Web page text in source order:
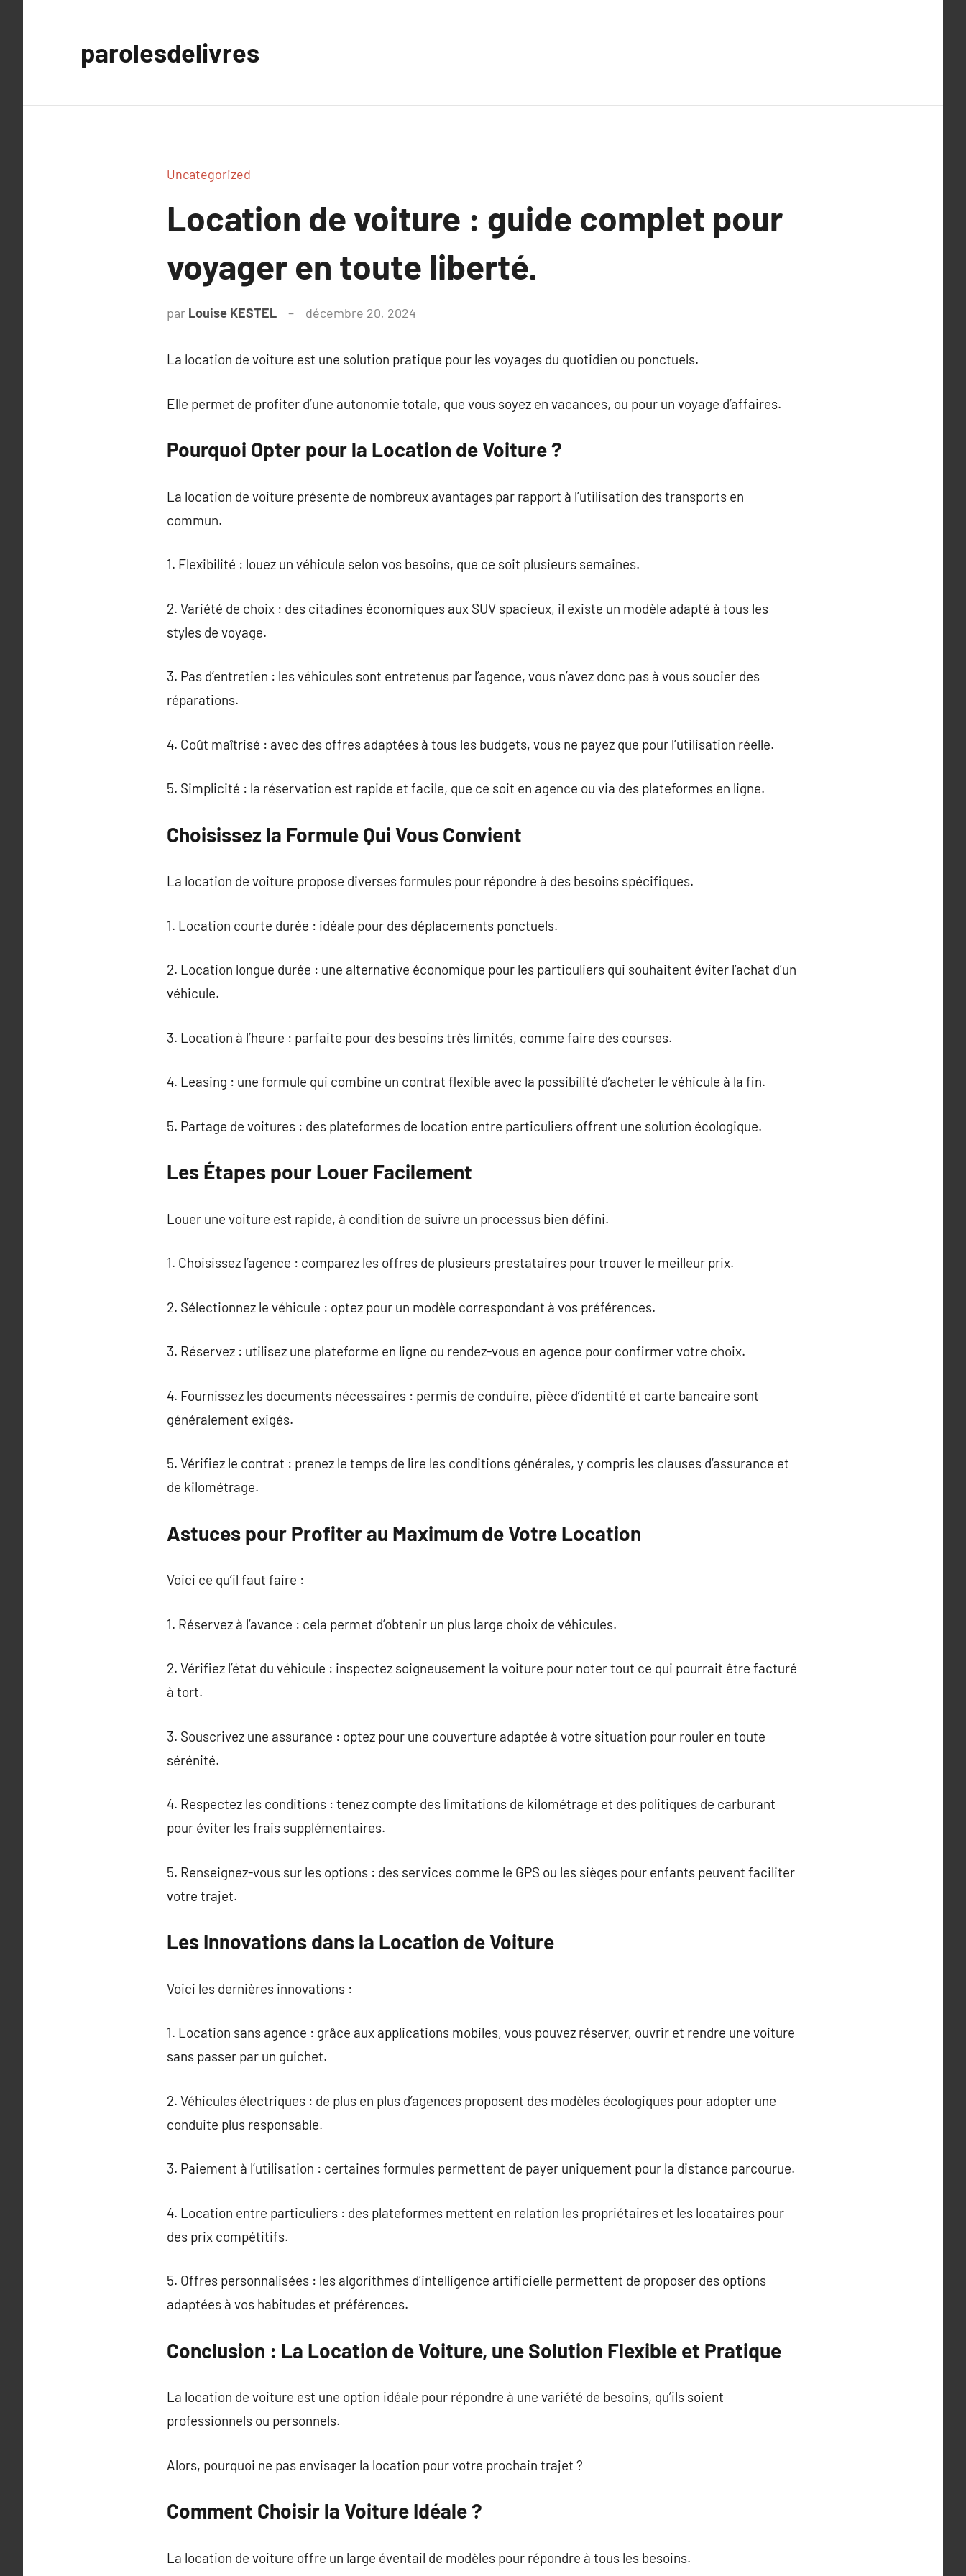
parolesdelivres
Uncategorized
Location de voiture : guide complet pour
voyager en toute liberté.
par Louise KESTEL décembre 20, 2024
La location de voiture est une solution pratique pour les voyages du quotidien ou ponctuels.
Elle permet de profiter d’une autonomie totale, que vous soyez en vacances, ou pour un voyage d’affaires.
Pourquoi Opter pour la Location de Voiture ?
La location de voiture présente de nombreux avantages par rapport à l’utilisation des transports en
commun.
1. Flexibilité : louez un véhicule selon vos besoins, que ce soit plusieurs semaines.
2. Variété de choix : des citadines économiques aux SUV spacieux, il existe un modèle adapté à tous les
styles de voyage.
3. Pas d’entretien : les véhicules sont entretenus par l’agence, vous n’avez donc pas à vous soucier des
réparations.
4. Coût maîtrisé : avec des offres adaptées à tous les budgets, vous ne payez que pour l’utilisation réelle.
5. Simplicité : la réservation est rapide et facile, que ce soit en agence ou via des plateformes en ligne.
Choisissez la Formule Qui Vous Convient
La location de voiture propose diverses formules pour répondre à des besoins spécifiques.
1. Location courte durée : idéale pour des déplacements ponctuels.
2. Location longue durée : une alternative économique pour les particuliers qui souhaitent éviter l’achat d’un
véhicule.
3. Location à l’heure : parfaite pour des besoins très limités, comme faire des courses.
4. Leasing : une formule qui combine un contrat flexible avec la possibilité d’acheter le véhicule à la fin.
5. Partage de voitures : des plateformes de location entre particuliers offrent une solution écologique.
Les Étapes pour Louer Facilement
Louer une voiture est rapide, à condition de suivre un processus bien défini.
1. Choisissez l’agence : comparez les offres de plusieurs prestataires pour trouver le meilleur prix.
2. Sélectionnez le véhicule : optez pour un modèle correspondant à vos préférences.
3. Réservez : utilisez une plateforme en ligne ou rendez-vous en agence pour confirmer votre choix.
4. Fournissez les documents nécessaires : permis de conduire, pièce d’identité et carte bancaire sont
généralement exigés.
5. Vérifiez le contrat : prenez le temps de lire les conditions générales, y compris les clauses d’assurance et
de kilométrage.
Astuces pour Profiter au Maximum de Votre Location
Voici ce qu’il faut faire :
1. Réservez à l’avance : cela permet d’obtenir un plus large choix de véhicules.
2. Vérifiez l’état du véhicule : inspectez soigneusement la voiture pour noter tout ce qui pourrait être facturé
à tort.
3. Souscrivez une assurance : optez pour une couverture adaptée à votre situation pour rouler en toute
sérénité.
4. Respectez les conditions : tenez compte des limitations de kilométrage et des politiques de carburant
pour éviter les frais supplémentaires.
5. Renseignez-vous sur les options : des services comme le GPS ou les sièges pour enfants peuvent faciliter
votre trajet.
Les Innovations dans la Location de Voiture
Voici les dernières innovations :
1. Location sans agence : grâce aux applications mobiles, vous pouvez réserver, ouvrir et rendre une voiture
sans passer par un guichet.
2. Véhicules électriques : de plus en plus d’agences proposent des modèles écologiques pour adopter une
conduite plus responsable.
3. Paiement à l’utilisation : certaines formules permettent de payer uniquement pour la distance parcourue.
4. Location entre particuliers : des plateformes mettent en relation les propriétaires et les locataires pour
des prix compétitifs.
5. Offres personnalisées : les algorithmes d’intelligence artificielle permettent de proposer des options
adaptées à vos habitudes et préférences.
Conclusion : La Location de Voiture, une Solution Flexible et Pratique
La location de voiture est une option idéale pour répondre à une variété de besoins, qu’ils soient
professionnels ou personnels.
Alors, pourquoi ne pas envisager la location pour votre prochain trajet ?
Comment Choisir la Voiture Idéale ?
La location de voiture offre un large éventail de modèles pour répondre à tous les besoins.